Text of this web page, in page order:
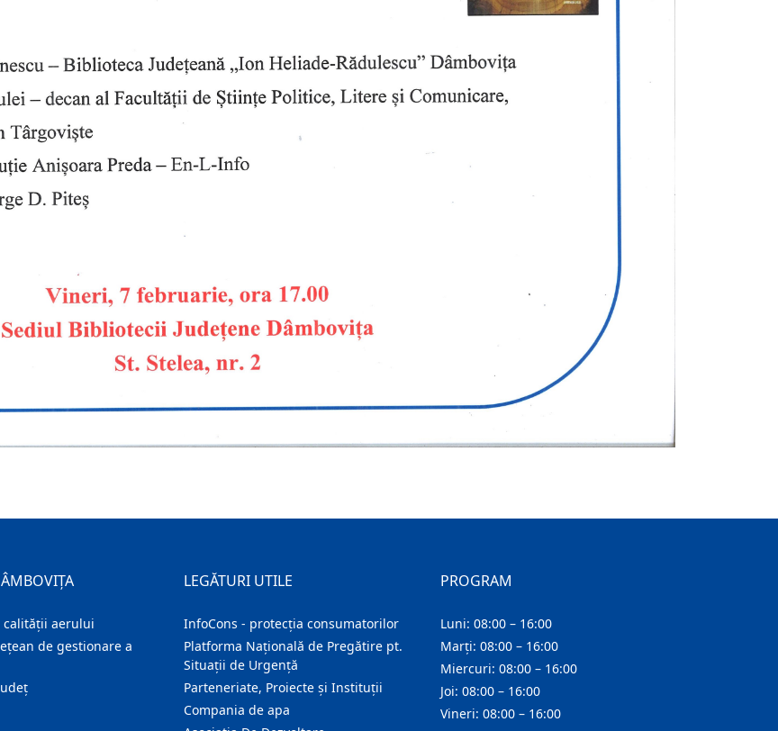
calității aerului
de gestionare a
LEGĂTURI UTILE
InfoCons - protecția consumatorilor
Platforma Națională de Pregătire pt.
Situații de Urgență
Parteneriate, Proiecte și Instituții
Compania de apa
PROGRAM
Luni: 08:00 – 16:00
Marți: 08:00 – 16:00
Miercuri: 08:00 – 16:00
Joi: 08:00 – 16:00
Vineri: 08:00 – 16:00